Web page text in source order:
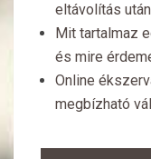
eltávolítás
Mit tartalmaz
és mire
Online
megbízható